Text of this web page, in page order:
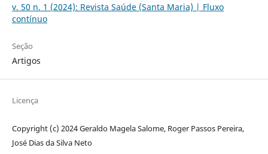
v. 50 n. 1 (2024): Revista Saúde (Santa Maria) | Fluxo
contínuo
Seção
Artigos
Licença
Copyright (c) 2024 Geraldo Magela Salome, Roger Passos Pereira,
José Dias da Silva Neto